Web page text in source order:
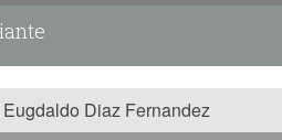
Diaz Fernandez